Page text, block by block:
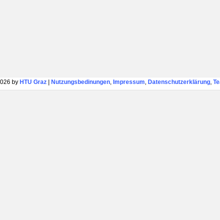
by HTU Graz| Nutzungsbedinungen, Impressum, Datenschutzerklärung,